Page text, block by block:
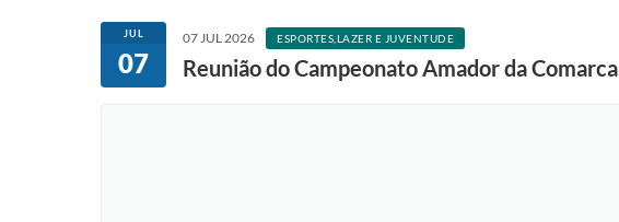
JUL
07
07 JUL 2026 ESPORTES,LAZER E JUVENTUDE
Reunião do Campeonato Amador da Comarca